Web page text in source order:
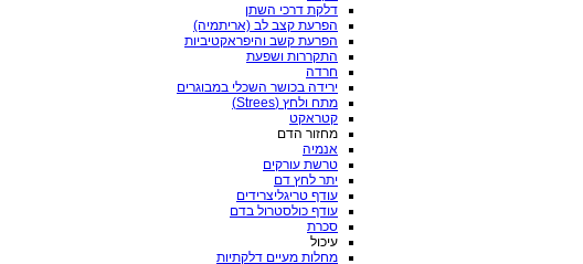
דלקת דרכי השתן
הפרעת קצב לב (אריתמיה)
הפרעת קשב והיפראקטיביות
התקררות ושפעת
חרדה
ירידה בכושר השכלי במבוגרים
מתח ולחץ (Strees)
קטראקט
מחזור הדם
אנמיה
טרשת עורקים
יתר לחץ דם
עודף טריגליצרידים
עודף כולסטרול בדם
סכרת
עיכול
מחלות מעיים דלקתיות